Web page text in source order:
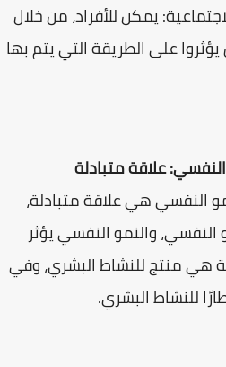
يمكن للأفراد، من خلال
على الطريقة التي يتم بها
علاقة متبادلة
النفسي هي علاقة متبادلة،
النفسي، والنمو النفسي يؤثر
هي منتج للنشاط البشري، وفي
للنشاط البشري.